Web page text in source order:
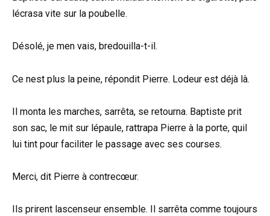
lécrasa vite sur la poubelle.
Désolé, je men vais, bredouilla-t-il.
Ce nest plus la peine, répondit Pierre. Lodeur est déjà là.
Il monta les marches, sarrêta, se retourna. Baptiste prit
son sac, le mit sur lépaule, rattrapa Pierre à la porte, quil
lui tint pour faciliter le passage avec ses courses.
Merci, dit Pierre à contrecœur.
Ils prirent lascenseur ensemble. Il sarrêta comme toujours